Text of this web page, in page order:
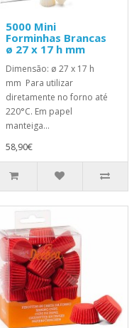
5000 Mini
Forminhas Brancas
ø 27 x 17 h mm
Dimensão: ø 27 x 17 h
mm Para utilizar
diretamente no forno até
220°C. Em papel
manteiga...
58,90€